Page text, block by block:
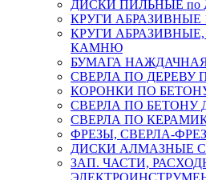
ДИСКИ ПИЛЬНЫЕ по
КРУГИ АБРАЗИВНЫЕ
КРУГИ
КАМНЮ
БУМАГА
СВЕРЛА ПО ДЕРЕВУ
КОРОНКИ ПО
СВЕРЛА ПО БЕТОНУ
СВЕРЛА ПО
ФРЕЗЫ, СВЕРЛА-
ДИСКИ АЛМАЗНЫЕ
ЗАП. ЧАСТИ,